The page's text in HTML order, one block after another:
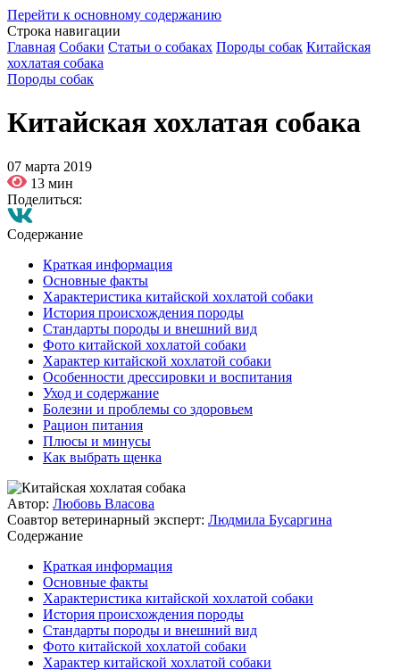
Перейти к основному содержанию
Строка навигации
Главная Собаки Статьи о собаках Породы собак Китайская
хохлатая собака
Породы собак
Китайская хохлатая собака
07 марта 2019
13 мин
Поделиться:
Содержание
Краткая информация
Основные факты
Характеристика китайской хохлатой собаки
История происхождения породы
Стандарты породы и внешний вид
Фото китайской хохлатой собаки
Характер китайской хохлатой собаки
Особенности дрессировки и воспитания
Уход и содержание
Болезни и проблемы со здоровьем
Рацион питания
Плюсы и минусы
Как выбрать щенка
Автор: Любовь Власова
Соавтор ветеринарный эксперт: Людмила Бусаргина
Содержание
Краткая информация
Основные факты
Характеристика китайской хохлатой собаки
История происхождения породы
Стандарты породы и внешний вид
Фото китайской хохлатой собаки
Характер китайской хохлатой собаки